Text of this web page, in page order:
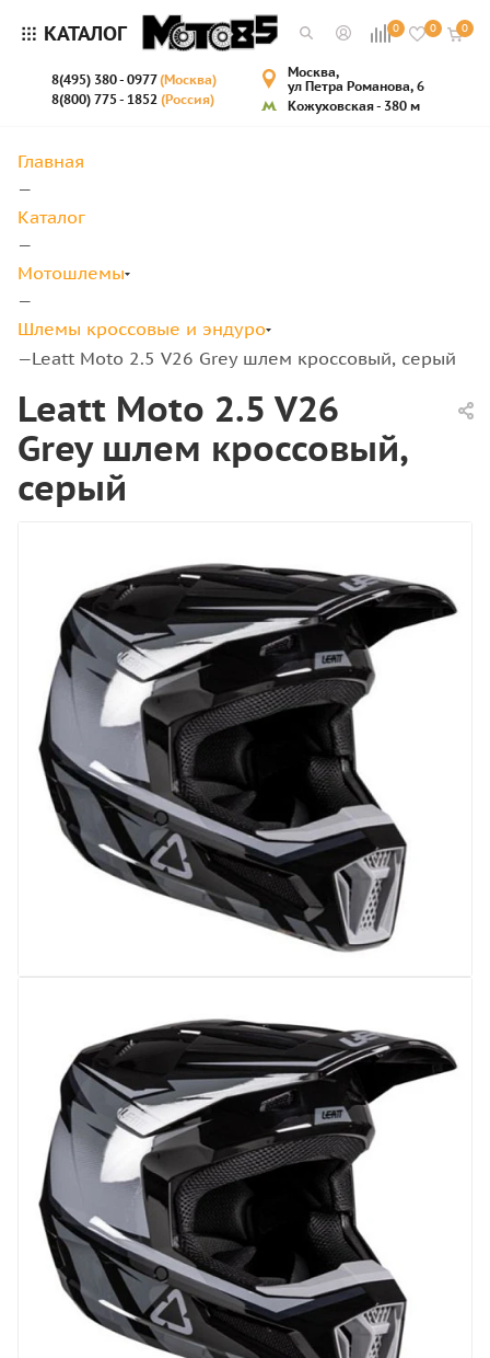
КАТАЛОГ 0 0 0
8(495) 380 - 0977(Москва)
8(800) 775 - 1852 (Россия)
Москва,
ул Петра Романова, 6
Кожуховская - 380 м
Главная
—
Каталог
—
Мотошлемы
—
Шлемы кроссовые и эндуро
—Leatt Moto 2.5 V26 Grey шлем кроссовый, серый
Leatt Moto 2.5 V26
Grey шлем кроссовый,
серый